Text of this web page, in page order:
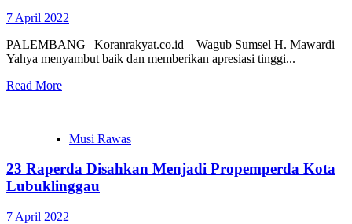
7 April 2022
PALEMBANG | Koranrakyat.co.id – Wagub Sumsel H. Mawardi
Yahya menyambut baik dan memberikan apresiasi tinggi...
Read More
Musi Rawas
23 Raperda Disahkan Menjadi Propemperda Kota
Lubuklinggau
7 April 2022